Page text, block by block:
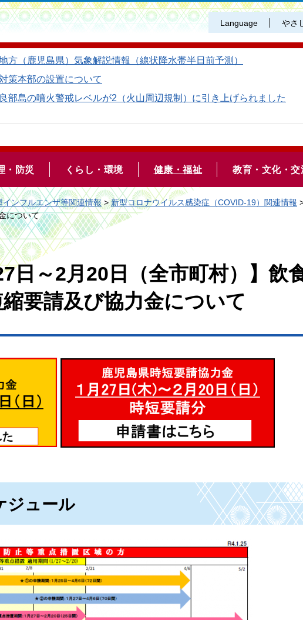
Language やさ
方（鹿児島県）気象解説情報（線状降水帯半日前予測）
策本部の設置について
部島の噴火警戒レベルが2（火山周辺規制）に引き上げられました
・防災 くらし・環境 健康・福祉 教育・文化・交
インフルエンザ等関連情報>新型コロナウイルス感染症（COVID-19）関連情報
について
日～2月20日（全市町村）】飲
要請及び協力金について
ジュール